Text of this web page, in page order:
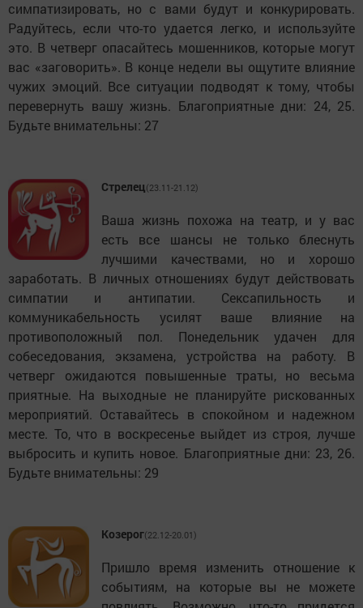
симпатизировать, но с вами будут и конкурировать.
Радуйтесь, если что-то удается легко, и используйте
это. В четверг опасайтесь мошенников, которые могут
вас «заговорить». В конце недели вы ощутите влияние
чужих эмоций. Все ситуации подводят к тому, чтобы
перевернуть вашу жизнь. Благоприятные дни: 24, 25.
Будьте внимательны: 27
Стрелец(23.11-21.12)
Ваша жизнь похожа на театр, и у вас
есть все шансы не только блеснуть
лучшими качествами, но и хорошо
заработать. В личных отношениях будут действовать
симпатии и антипатии. Сексапильность и
коммуникабельность усилят ваше влияние на
противоположный пол. Понедельник удачен для
собеседования, экзамена, устройства на работу. В
четверг ожидаются повышенные траты, но весьма
приятные. На выходные не планируйте рискованных
мероприятий. Оставайтесь в спокойном и надежном
месте. То, что в воскресенье выйдет из строя, лучше
выбросить и купить новое. Благоприятные дни: 23, 26.
Будьте внимательны: 29
Козерог(22.12-20.01)
Пришло время изменить отношение к
событиям, на которые вы не можете